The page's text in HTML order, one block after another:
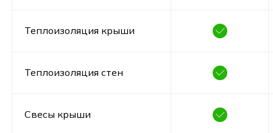
Теплоизоляция крыши
Теплоизоляция стен
Свесы крыши